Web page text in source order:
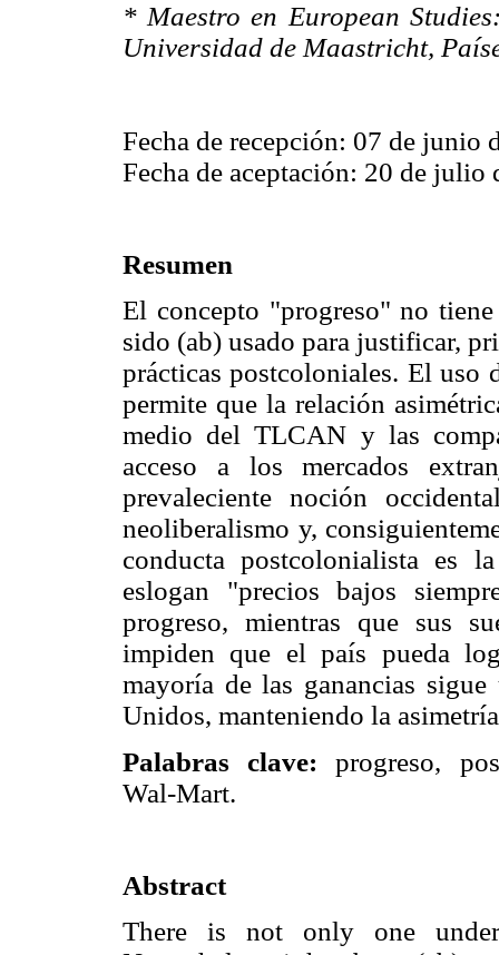
* Maestro en European
Universidad de Maastricht,
Fecha de recepción: 07 de junio
Fecha de aceptación: 20 de julio
Resumen
El concepto "progreso" no
sido (ab) usado para justificar,
prácticas postcoloniales. El uso
permite que la relación
medio del TLCAN y las
acceso a los mercados
prevaleciente noción
neoliberalismo y,
conducta postcolonialista es
eslogan "precios bajos
progreso, mientras que sus
impiden que el país pueda
mayoría de las ganancias
Unidos, manteniendo la
Palabras clave: progreso,
Wal-Mart.
Abstract
There is not only one